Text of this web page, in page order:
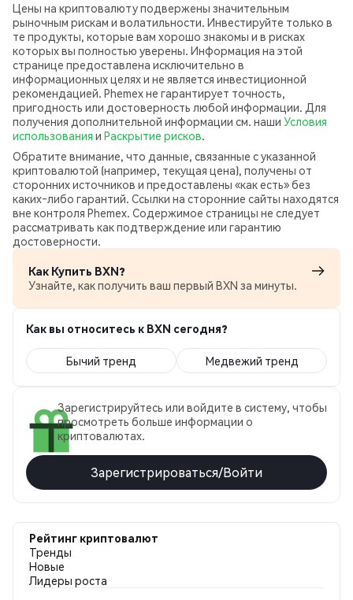
Цены на криптовалюту подвержены значительным
рыночным рискам и волатильности. Инвестируйте только в
те продукты, которые вам хорошо знакомы и в рисках
которых вы полностью уверены. Информация на этой
странице предоставлена исключительно в
информационных целях и не является инвестиционной
рекомендацией. Phemex не гарантирует точность,
пригодность или достоверность любой информации. Для
получения дополнительной информации см. наши Условия
использования и Раскрытие рисков.
Обратите внимание, что данные, связанные с указанной
криптовалютой (например, текущая цена), получены от
сторонних источников и предоставлены «как есть» без
каких‑либо гарантий. Ссылки на сторонние сайты находятся
вне контроля Phemex. Содержимое страницы не следует
рассматривать как подтверждение или гарантию
достоверности.
Как Купить BXN?
Узнайте, как получить ваш первый BXN за минуты.
Как вы относитесь к BXN сегодня?
Бычий тренд Медвежий тренд
Зарегистрируйтесь или войдите в систему, чтобы
просмотреть больше информации о
криптовалютах.
Зарегистрироваться/Войти
Рейтинг криптовалют
Тренды
Новые
Лидеры роста